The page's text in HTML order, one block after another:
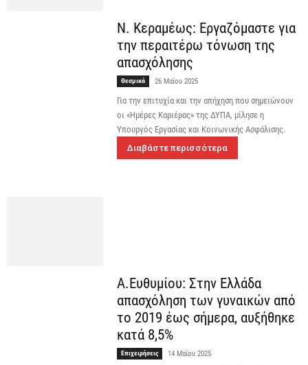
Ν. Κεραμέως: Εργαζόμαστε για
την περαιτέρω τόνωση της
απασχόλησης
Θεσμικά 26 Μαΐου 2025
Για την επιτυχία και την απήχηση που σημειώνουν
οι «Ημέρες Καριέρας» της ΔΥΠΑ, μίλησε η
Υπουργός Εργασίας και Κοινωνικής Ασφάλισης.
Διαβάστε περισσότερα
Α.Ευθυμίου: Στην Ελλάδα
απασχόληση των γυναικών από
το 2019 έως σήμερα, αυξήθηκε
κατά 8,5%
Επιχειρήσεις 14 Μαΐου 2025